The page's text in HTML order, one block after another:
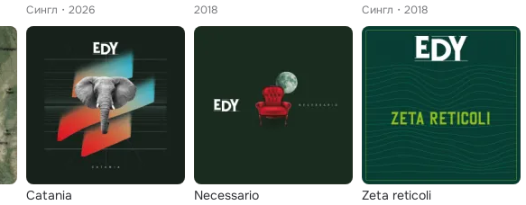
Сингл
2026
2018
Сингл
2018
Catania Necessario Zeta reticoli